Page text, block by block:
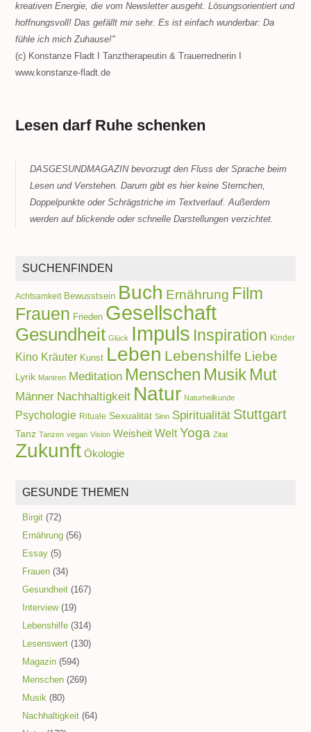
kreativen Energie, die vom Newsletter ausgeht. Lösungsorientiert und
hoffnungsvoll! Das gefällt mir sehr. Es ist einfach wunderbar: Da
fühle ich mich Zuhause!"
(c) Konstanze Fladt I Tanztherapeutin & Trauerrednerin I
www.konstanze-fladt.de
Lesen darf Ruhe schenken
DASGESUNDMAGAZIN bevorzugt den Fluss der Sprache beim
Lesen und Verstehen. Darum gibt es hier keine Sternchen,
Doppelpunkte oder Schrägstriche im Textverlauf. Außerdem
werden auf blickende oder schnelle Darstellungen verzichtet.
SUCHENFINDEN
Achtsamkeit Bewusstsein Buch Ernährung Film
Frauen Frieden Gesellschaft
Gesundheit Glück Impuls Inspiration Kinder
Kino Kräuter Kunst Leben Lebenshilfe Liebe
Lyrik Mantren Meditation Menschen Musik Mut
Männer Nachhaltigkeit Natur Naturheilkunde
Psychologie Rituale Sexualität Sinn Spiritualität Stuttgart
Tanz Tanzen vegan Vision Weisheit Welt Yoga Zitat
Zukunft Ökologie
GESUNDE THEMEN
Birgit (72)
Ernährung (56)
Essay (5)
Frauen (34)
Gesundheit (167)
Interview(19)
Lebenshilfe (314)
Lesenswert (130)
Magazin (594)
Menschen (269)
Musik (80)
Nachhaltigkeit (64)